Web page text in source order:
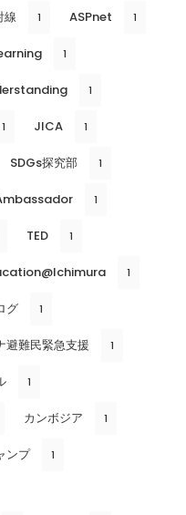
線 1 ASPnet 1
1
1
1 JICA 1
SDGs探究部 1
1
TED 1
1
グ 1
避難民緊急支援 1
1
カンボジア 1
ンプ 1